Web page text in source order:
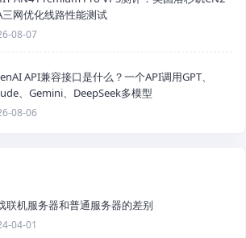
三网优化线路性能测试
08-07
API兼容接口是什么？一个API调用GPT、
、Gemini、DeepSeek多模型
08-06
联机服务器和普通服务器的差别
04-01